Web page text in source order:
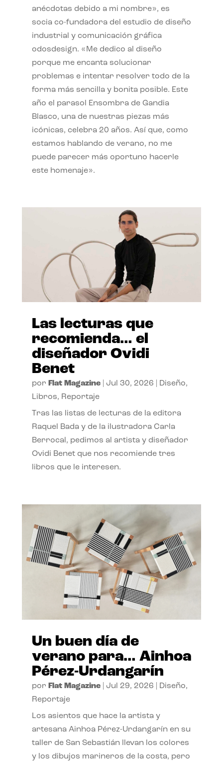
anécdotas debido a mi nombre», es
socia co-fundadora del estudio de diseño
industrial y comunicación gráfica
odosdesign. «Me dedico al diseño
porque me encanta solucionar
problemas e intentar resolver todo de la
forma más sencilla y bonita posible. Este
año el parasol Ensombra de Gandia
Blasco, una de nuestras piezas más
icónicas, celebra 20 años. Así que, como
estamos hablando de verano, no me
puede parecer más oportuno hacerle
este homenaje».
Las lecturas que
recomienda… el
diseñador Ovidi
Benet
por Flat Magazine| Jul 30, 2026 Diseño,
Libros, Reportaje
Tras las listas de lecturas de la editora
Raquel Bada y de la ilustradora Carla
Berrocal, pedimos al artista y diseñador
Ovidi Benet que nos recomiende tres
libros que le interesen.
Un buen día de
verano para… Ainhoa
Pérez-Urdangarín
por Flat Magazine| Jul 29, 2026 Diseño,
Reportaje
Los asientos que hace la artista y
artesana Ainhoa Pérez-Urdangarín en su
taller de San Sebastián llevan los colores
y los dibujos marineros de la costa, pero